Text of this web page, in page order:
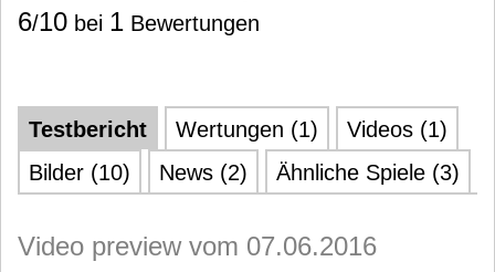
6/10 bei 1 Bewertungen
Testbericht Wertungen (1)
Videos (1)
Bilder (10)
News (2) Ähnliche Spiele (3)
Video preview vom 07.06.2016